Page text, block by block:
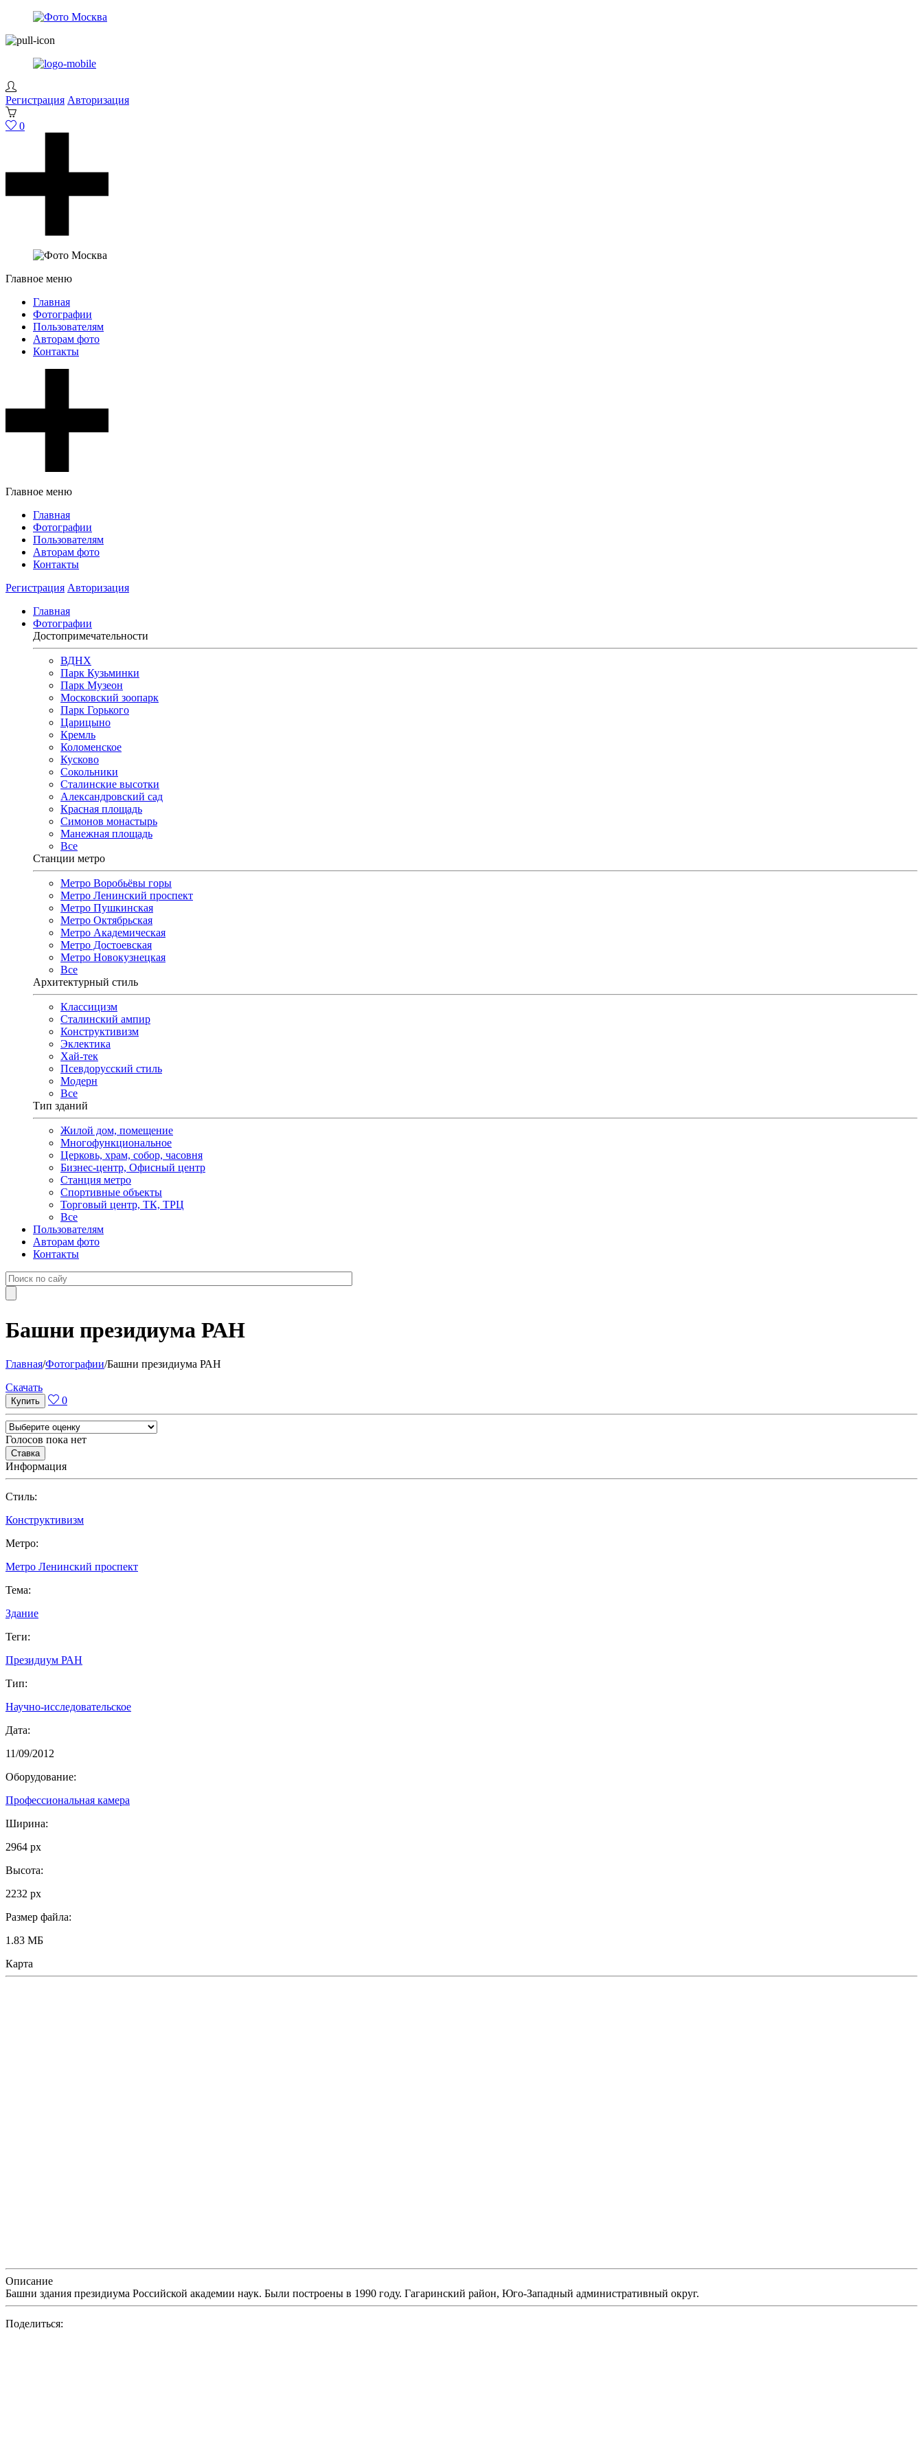
Регистрация Авторизация
0
Главное меню
Главная
Фотографии
Пользователям
Авторам фото
Контакты
Главное меню
Главная
Фотографии
Пользователям
Авторам фото
Контакты
Регистрация Авторизация
Главная
Фотографии
Достопримечательности
ВДНХ
Парк Кузьминки
Парк Музеон
Московский зоопарк
Парк Горького
Царицыно
Кремль
Коломенское
Кусково
Сокольники
Сталинские высотки
Александровский сад
Красная площадь
Симонов монастырь
Манежная площадь
Все
Станции метро
Метро Воробьёвы горы
Метро Ленинский проспект
Метро Пушкинская
Метро Октябрьская
Метро Академическая
Метро Достоевская
Метро Новокузнецкая
Все
Архитектурный стиль
Классицизм
Сталинский ампир
Конструктивизм
Эклектика
Хай-тек
Псевдорусский стиль
Модерн
Все
Тип зданий
Жилой дом, помещение
Многофункциональное
Церковь, храм, собор, часовня
Бизнес-центр, Офисный центр
Станция метро
Спортивные объекты
Торговый центр, ТК, ТРЦ
Все
Пользователям
Авторам фото
Контакты
Башни президиума РАН
Главная/Фотографии/Башни президиума РАН
Cкачать
0
Голосов пока нет
Информация
Cтиль:
Конструктивизм
Метро:
Метро Ленинский проспект
Тема:
Здание
Теги:
Президиум РАН
Тип:
Научно-исследовательское
Дата:
11/09/2012
Оборудование:
Профессиональная камера
Ширина:
2964 px
Высота:
2232 px
Размер файла:
1.83 МБ
Карта
Описание
Башни здания президиума Российской академии наук. Были построены в 1990 году. Гагаринский район, Юго-Западный административный округ.
Поделиться: